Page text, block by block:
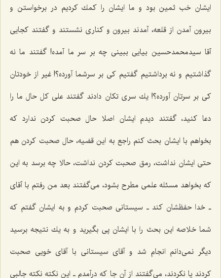
ایشان خب ثمین بود و ما ایشان را كمك كردیم در برخواستن و
بیرون آمدن از قلعه، آمدند بیرون و كناری نشستند و گفتند كجایی
آقا سیدمحمدحسین بیایی ببینی چه بر سر ما آمده! گفتند ما نه
گذاشتیم و نه برداشتیم گفتیم كی بر سرشما آورده؟! غیر از خودتان
كی بر سرتان آورده؟! یك سری تكان دادند گفتند علی كل حال ما را
دعا كنید، گفتند دیدم ایشان اصلا حال صحبت كردن ندارد كه
بخواهم با ایشان بحث كنم راجع به این قضیه، حال صحبت كردن هم
حتی ایشان نداشت، رمق صحبت كردن نداشت، حالا چه برسد به این
كه بخواهد مسئله علمی مطرح بشود، می‌گفتند بعد من رفتم با آقای
ـ خدا حفظشان كند ـ سیستانی صحبت كردم و به ایشان گفتم كه
شما خلاصه این بحث را با ایشان پی بگیرید و به یك نتیجه برسید
دیگر نمی‌دانم انجام شد و آقای سیستانی با آقای خویی صحبت
كردند یا نكردند، می‌گفتند از آن جا كه درآمدم ـ این نكته نكته جالبی